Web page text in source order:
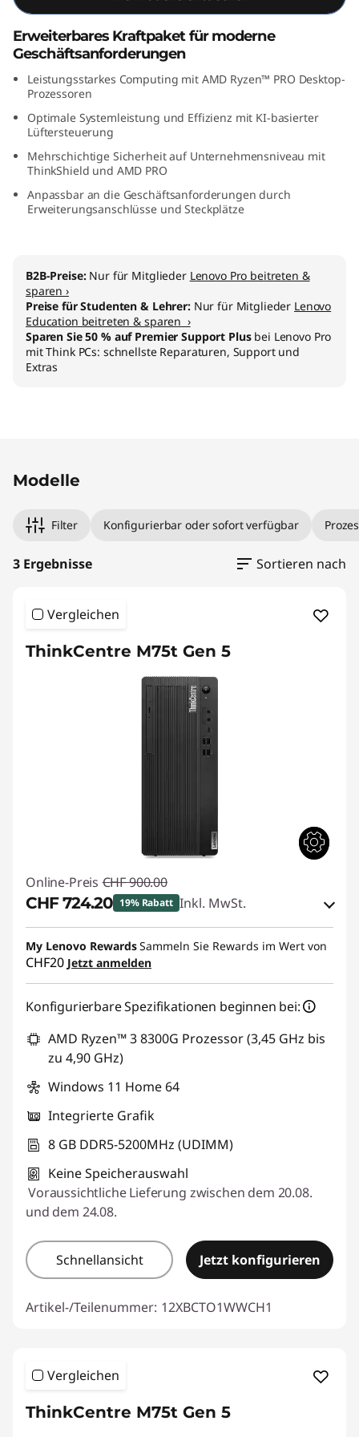
M
D
Erweiterbares Kraftpaket für moderne
Geschäftsanforderungen
Leistungsstarkes Computing mit AMD Ryzen™ PRO Desktop-
Prozessoren
Optimale Systemleistung und Effizienz mit KI-basierter
Lüftersteuerung
Mehrschichtige Sicherheit auf Unternehmensniveau mit
ThinkShield und AMD PRO
Anpassbar an die Geschäftsanforderungen durch
Erweiterungsanschlüsse und Steckplätze
B2B-Preise: Nur für Mitglieder Lenovo Pro beitreten &
sparen ›
Preise für Studenten & Lehrer: Nur für Mitglieder Lenovo
Education beitreten & sparen ›
Sparen Sie 50 % auf Premier Support Plusbei Lenovo Pro
mit Think PCs: schnellste Reparaturen, Support und
Extras
Modelle
Filter Konfigurierbar oder sofort verfügbar
3 Ergebnisse Sortieren nach
Vergleichen
ThinkCentre M75t Gen 5
Online-Preis CHF 900.00
CHF 724.20 19% Rabatt Inkl. MwSt.
eCoupon-Rabatt :-CHF 175.80
eCoupon :THINKDEAL7
My Lenovo RewardsSammeln Sie Rewards im Wert von
CHF20 Jetzt anmelden
Konfigurierbare Spezifikationen beginnen bei:
AMD Ryzen™ 3 8300G Prozessor (3,45 GHz bis
zu 4,90 GHz)
Windows 11 Home 64
Integrierte Grafik
8 GB DDR5-5200MHz (UDIMM)
Keine Speicherauswahl
Voraussichtliche Lieferung zwischen dem 20.08.
und dem 24.08.
Schnellansicht Jetzt konfigurieren
Artikel-/Teilenummer: 12XBCTO1WWCH1
Vergleichen
ThinkCentre M75t Gen 5